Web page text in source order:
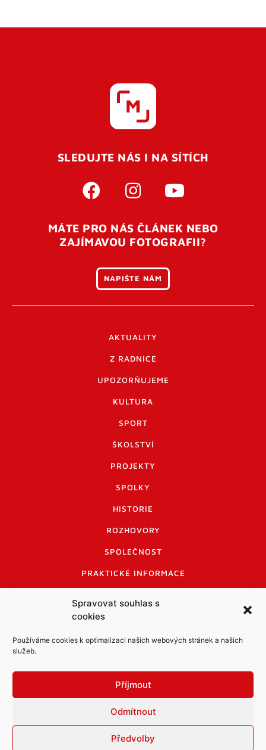
Spravovat souhlas s
cookies
Používáme cookies k optimalizaci našich webových stránek a našich
služeb.
Příjmout
Odmítnout
Předvolby
SLEDUJTE NÁS I NA SÍTÍCH
MÁTE PRO NÁS ČLÁNEK NEBO
ZAJÍMAVOU FOTOGRAFII?
NAPIŠTE NÁM
AKTUALITY
Z RADNICE
UPOZORŇUJEME
KULTURA
SPORT
ŠKOLSTVÍ
PROJEKTY
SPOLKY
HISTORIE
ROZHOVORY
SPOLEČNOST
PRAKTICKÉ INFORMACE
INFORMACE A KODEX DISKUTUJÍCÍCH
LOGO A LOGO MANUÁL
Informace o zpracování osobních údajů